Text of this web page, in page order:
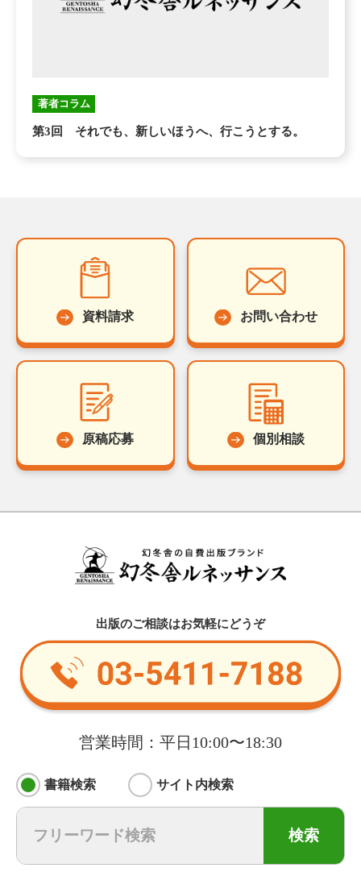
著者コラム
第3回 それでも、新しいほうへ、行こうとする。
資料請求 お問い合わせ
原稿応募 個別相談
出版のご相談はお気軽にどうぞ
営業時間：平日10:00〜18:30
書籍検索 サイト内検索
検索